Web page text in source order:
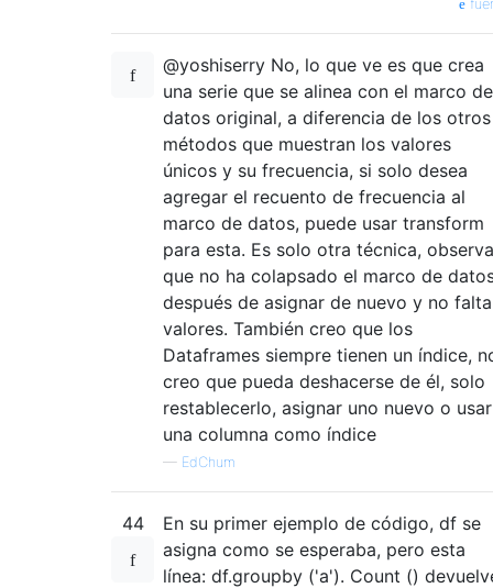
@yoshiserry No, lo que ve es que crea
una serie que se alinea con el marco de
datos original, a diferencia de los otros
métodos que muestran los valores
únicos y su frecuencia, si solo desea
agregar el recuento de frecuencia al
marco de datos, puede usar transform
para esta. Es solo otra técnica, observa
que no ha colapsado el marco de
después de asignar de nuevo y no
valores. También creo que los
Dataframes siempre tienen un índice,
creo que pueda deshacerse de él, solo
restablecerlo, asignar uno nuevo o usar
una columna como índice
— EdChum
44
En su primer ejemplo de código, df se
asigna como se esperaba, pero esta
línea: df.groupby ('a'). Count ()